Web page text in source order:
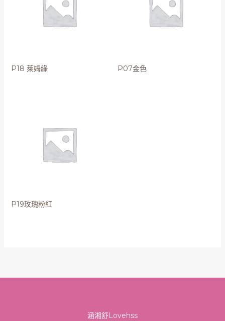
P18 萊姆綠 P07金色
P19玫瑰粉紅
涵湘舒Lovehss